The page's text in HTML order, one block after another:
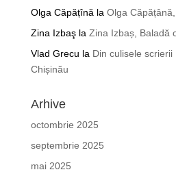
Olga Căpățînă la Olga
Zina Izbaşla Zina Izbaș, Baladă
Vlad Grecu la Din culisele
Chișinău
Arhive
octombrie 2025
septembrie 2025
mai 2025